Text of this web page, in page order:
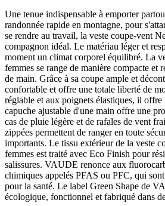
Une tenue indispensable à emporter
randonnée rapide en montagne, pour
se rendre au travail, la veste coupe-vent
compagnon idéal. Le matériau léger et
moment un climat corporel équilibré. La
femmes se range de manière compacte et
de main. Grâce à sa coupe ample et
confortable et offre une totale liberté de
réglable et aux poignets élastiques, il
capuche ajustable d'une main offre une
cas de pluie légère et de rafales de vent
zippées permettent de ranger en toute
importants. Le tissu extérieur de la veste
femmes est traité avec Eco Finish pour
salissures. VAUDE renonce aux
chimiques appelés PFAS ou PFC, qui
pour la santé. Le label Green Shape de
écologique, fonctionnel et fabriqué dans